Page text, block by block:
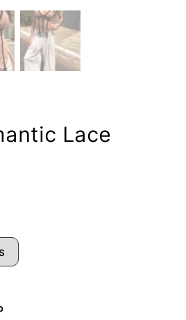
Lace